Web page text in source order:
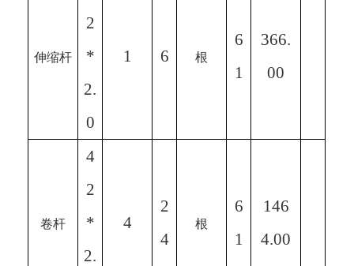
伸缩杆
2
*
2.
0
1 6 根
6
1
366.
00
卷杆
4
2
*
2.
4
2
4
根
6
1
146
4.00